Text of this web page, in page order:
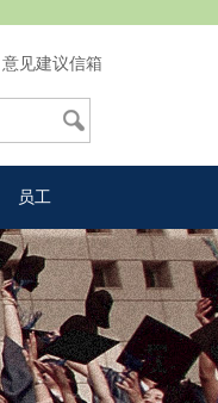
意见建议信箱
员工